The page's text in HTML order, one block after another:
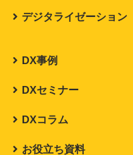
デジタライゼーション
DX事例
DXセミナー
DXコラム
お役立ち資料